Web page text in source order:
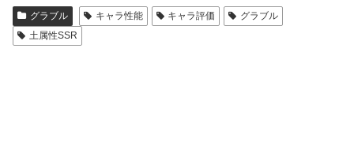
グラブル キャラ性能 キャラ評価
グラブル
土属性SSR